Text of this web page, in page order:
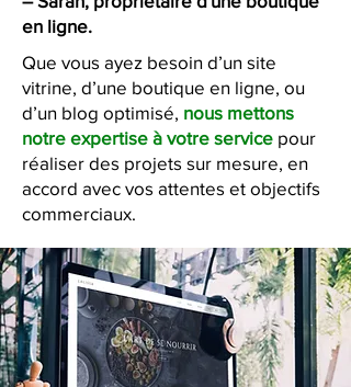
en ligne.
Que vous ayez besoin d’un site
vitrine, d’une boutique en ligne, ou
d’un blog optimisé, nous mettons
notre expertise à votre service pour
réaliser des projets sur mesure, en
accord avec vos attentes et objectifs
commerciaux.